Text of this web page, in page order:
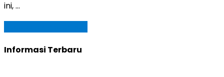
ini, …
Informasi Terbaru